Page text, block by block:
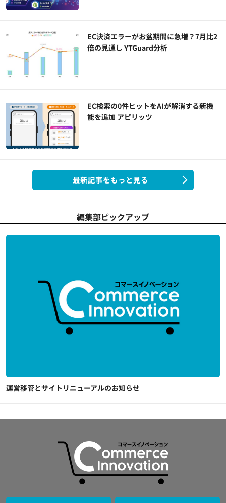
EC決済エラーがお盆期間に急増？7月比2
倍の見通し YTGuard分析
EC検索の0件ヒットをAIが解消する新機
能を追加 アピリッツ
最新記事をもっと見る
編集部ピックアップ
運営移管とサイトリニューアルのお知らせ